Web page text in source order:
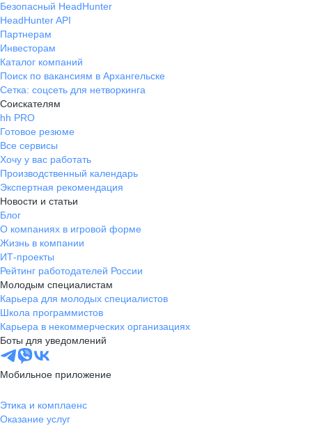
Безопасный HeadHunter
HeadHunter API
Партнерам
Инвесторам
Каталог компаний
Поиск по вакансиям в Архангельске
Сетка: соцсеть для нетворкинга
Соискателям
hh PRO
Готовое резюме
Все сервисы
Хочу у вас работать
Производственный календарь
Экспертная рекомендация
Новости и статьи
Блог
О компаниях в игровой форме
Жизнь в компании
ИТ-проекты
Рейтинг работодателей России
Молодым специалистам
Карьера для молодых специалистов
Школа программистов
Карьера в некоммерческих организациях
Боты для уведомлений
Мобильное приложение
Этика и комплаенс
Оказание услуг